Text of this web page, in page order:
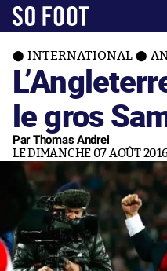
INTERNATIONAL
le gros
Par Thomas Andrei
LE DIMANCHE 07 AOÛT